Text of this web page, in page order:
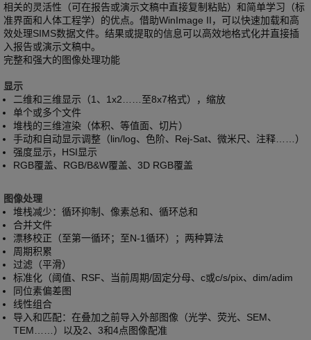
相关的灵活性（可在报告或演示文稿中直接复制粘贴）和简单学习（标
准界面和人体工程学）的优点。借助WinImage II，可以快速加载和高
效处理SIMS数据文件。结果或提取的信息可以高效地格式化并直接插
入报告或演示文稿中。
完整和强大的图像处理功能
显示
二维和三维显示（1、1x2……至8x7格式），缩放
单个或多个文件
堆栈的三维渲染（体积、等值面、切片）
手动和自动显示调整（lin/log、色阶、Rej-Sat、微米尺、注释……）
强度显示，HSI显示
RGB覆盖、RGB/B&W覆盖、3D RGB覆盖
图像处理
堆栈减少：循环抑制、像素总和、循环总和
合并文件
漂移校正（至第一循环；至N-1循环）；两种算法
周期积累
过滤（平滑）
标准化（阈值、RSF、当前周期/固定分母、c或c/s/pix、dim/adim
同位素偏差图
线性组合
导入和匹配：在叠加之前导入外部图像（光学、荧光、SEM、
TEM……）以及2、3和4点图像配准